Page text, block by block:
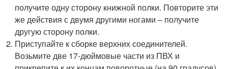
получите одну сторону книжной полки. Повторите эти
же действия с двумя другими ногами – получите
другую сторону полки.
Приступайте к сборке верхних соединителей.
Возьмите две 17-дюймовые части из ПВХ и